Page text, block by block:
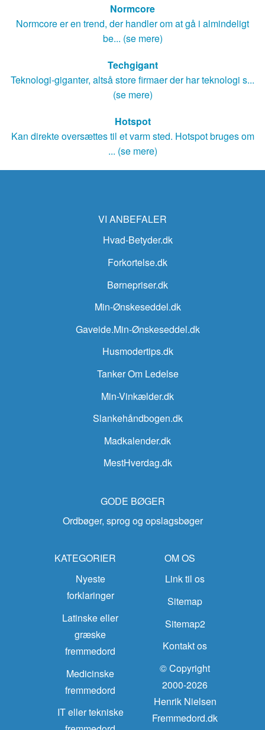
Normcore
Normcore er en trend, der handler om at gå i almindeligt
be... (se mere)
Techgigant
Teknologi-giganter, altså store firmaer der har teknologi s...
(se mere)
Hotspot
Kan direkte oversættes til et varm sted. Hotspot bruges om
... (se mere)
VI ANBEFALER
Hvad-Betyder.dk
Forkortelse.dk
Børnepriser.dk
Min-Ønskeseddel.dk
Gaveide.Min-Ønskeseddel.dk
Husmodertips.dk
Tanker Om Ledelse
Min-Vinkælder.dk
Slankehåndbogen.dk
Madkalender.dk
MestHverdag.dk
GODE BØGER
Ordbøger, sprog og opslagsbøger
KATEGORIER
Nyeste
forklaringer
Latinske eller
græske
fremmedord
Medicinske
fremmedord
IT eller tekniske
OM OS
Link til os
Sitemap
Sitemap2
Kontakt os
© Copyright
2000-2026
Henrik Nielsen
Fremmedord.dk